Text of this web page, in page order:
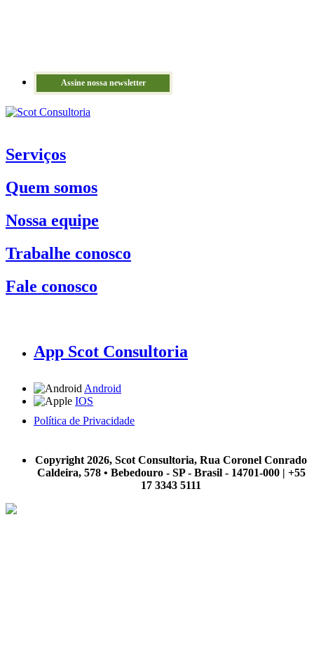
Assine nossa newsletter
Serviços
Quem somos
Nossa equipe
Trabalhe conosco
Fale conosco
App Scot Consultoria
Android
IOS
Política de Privacidade
Copyright 2026, Scot Consultoria, Rua Coronel Conrado
Caldeira, 578 • Bebedouro - SP - Brasil - 14701-000 | +55
17 3343 5111